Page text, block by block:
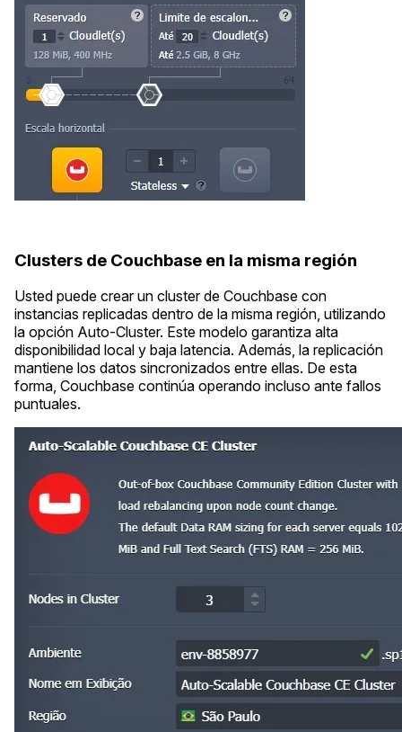
Clusters de Couchbase en la misma región
Usted puede crear un cluster de Couchbase con
instancias replicadas dentro de la misma región, utilizando
la opción Auto-Cluster. Este modelo garantiza alta
disponibilidad local y baja latencia. Además, la replicación
mantiene los datos sincronizados entre ellas. De esta
forma, Couchbase continúa operando incluso ante fallos
puntuales.